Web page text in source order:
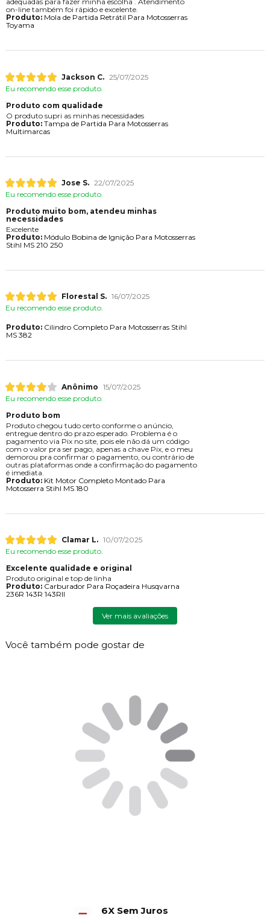
on-line também foi rápido e excelente.
Produto:Mola de Partida Retrátil Para Motosserras
Toyama
Jackson C. 25/07/2025
Eu recomendo esse produto.
Produto com qualidade
O produto supri as minhas necessidades
Produto:Tampa de Partida Para Motosserras
Multimarcas
Jose S. 22/07/2025
Eu recomendo esse produto.
Produto muito bom, atendeu minhas
necessidades
Excelente
Produto:Módulo Bobina de Ignição Para Motosserras
Stihl MS 210 250
Florestal S. 16/07/2025
Eu recomendo esse produto.
Produto:Cilindro Completo Para Motosserras Stihl
MS 382
Anônimo 15/07/2025
Eu recomendo esse produto.
Produto bom
Produto chegou tudo certo conforme o anúncio,
entregue dentro do prazo esperado. Problema é o
pagamento via Pix no site, pois ele não dá um código
com o valor pra ser pago, apenas a chave Pix, e o meu
demorou pra confirmar o pagamento, ou contrário de
outras plataformas onde a confirmação do pagamento
é imediata.
Produto:Kit Motor Completo Montado Para
Motosserra Stihl MS 180
Clamar L. 10/07/2025
Eu recomendo esse produto.
Excelente qualidade e original
Produto original e top de linha
Produto:Carburador Para Roçadeira Husqvarna
236R 143R 143RII
Ver mais avaliações
Você também pode gostar de
6X Sem Juros